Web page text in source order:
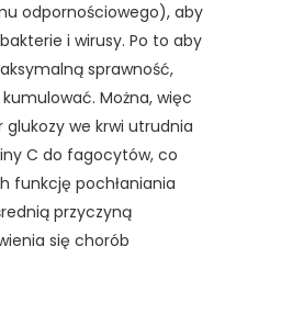
odpornościowego), aby
i wirusy. Po to aby
sprawność,
Można, więc
we krwi utrudnia
C do fagocytów, co
funkcję pochłaniania
przyczyną
się chorób